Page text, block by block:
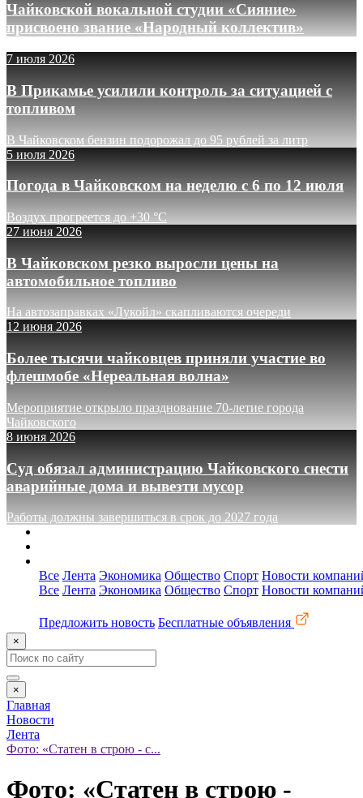
Чайковской вокальной студии «Сияние»
присвоено звание «Народный коллектив»
7 июля 2026
В Прикамье усилили контроль за ситуацией с
топливом
В Чайковском бензин подорожал до 95 рублей за литр
5 июля 2026
Погода в Чайковском на неделю с 6 по 12 июля
Воздух прогреется до +30 °C
27 июня 2026
В Чайковском резко выросли цены на
автомобильное топливо
На автозаправках «Лукойл» скапливаются очереди
12 июня 2026
Более тысячи чайковцев приняли участие во
флешмобе «Нереальная волна»
Мероприятие открыло празднование 70-летие города
Чайковского
8 июня 2026
Суд обязал администрацию Чайковского снести
аварийные дома и вывезти мусор
Работы должны завершиться в срок до 2027 года
Все Лента Экономика Общество Спорт Новости
Все Лента Экономика Общество Спорт Новости
Предложить новость Бесплатные объявления
×
×
Главная
Новости
Лента
Фото: «Статен в строю - с...
Фото: «Статен в строю -